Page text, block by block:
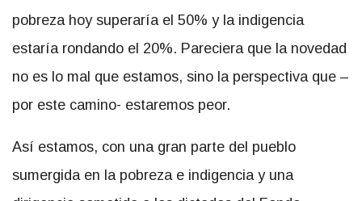
pobreza hoy superaría el 50% y la indigencia
estaría rondando el 20%. Pareciera que la novedad
no es lo mal que estamos, sino la perspectiva que –
por este camino- estaremos peor.
Así estamos, con una gran parte del pueblo
sumergida en la pobreza e indigencia y una